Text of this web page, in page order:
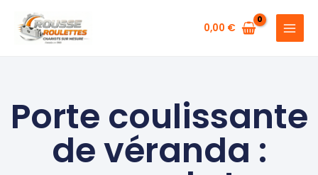
contenu
0,00 €
Porte coulissante
de véranda :